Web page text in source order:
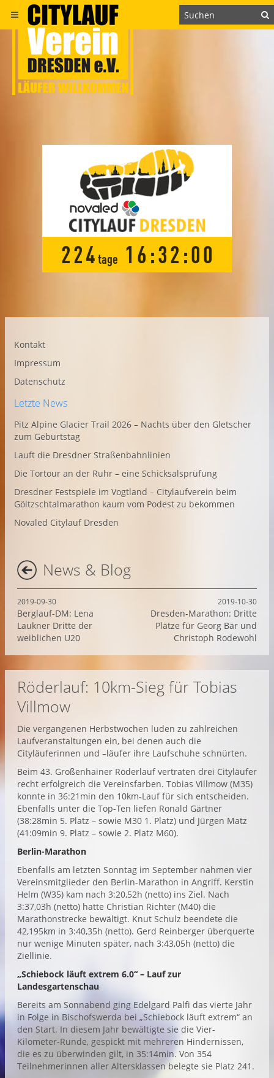
224 tage 1 6 :31 :59
Kontakt
Impressum
Datenschutz
Letzte News
Pitz Alpine Glacier Trail 2026 – Nachts über den Gletscher
zum Geburtstag
Lauft die Dresdner Straßenbahnlinien
Die Tortour an der Ruhr – eine Schicksalsprüfung
Dresdner Festspiele im Vogtland – Citylaufverein beim
Göltzschtalmarathon kaum vom Podest zu bekommen
Novaled Citylauf Dresden
News & Blog
2019-10-30
Dresden-Marathon: Dritte
Plätze für Georg Bär und
Christoph Rodewohl
2019-09-30
Berglauf-DM: Lena
Laukner Dritte der
weiblichen U20
Röderlauf: 10km-Sieg für Tobias
Villmow
Die vergangenen Herbstwochen luden zu zahlreichen
Laufveranstaltungen ein, bei denen auch die
Cityläuferinnen und –läufer ihre Laufschuhe schnürten.
Beim 43. Großenhainer Röderlauf vertraten drei Cityläufer
recht erfolgreich die Vereinsfarben. Tobias Villmow (M35)
konnte in 36:21min den 10km-Lauf für sich entscheiden.
Ebenfalls unter die Top-Ten liefen Ronald Gärtner
(38:28min 5. Platz – sowie M30 1. Platz) und Jürgen Matz
(41:09min 9. Platz – sowie 2. Platz M60).
Berlin-Marathon
Ebenfalls am letzten Sonntag im September nahmen vier
Vereinsmitglieder den Berlin-Marathon in Angriff. Kerstin
Helm (W35) kam nach 3:20,52h (netto) ins Ziel. Nach
3:37,03h (netto) hatte Christian Richter (M40) die
Marathonstrecke bewältigt. Knut Schulz beendete die
42,195km in 3:40,35h (netto). Gerd Reinberger überquerte
nur wenige Minuten später, nach 3:43,05h (netto) die
Ziellinie.
„Schiebock läuft extrem 6.0“ – Lauf zur
Landesgartenschau
Bereits am Sonnabend ging Edelgard Palfi das vierte Jahr
in Folge in Bischofswerda bei „Schiebock läuft extrem“ an
den Start. In diesem Jahr bewältigte sie die Vier-
Kilometer-Runde, gespickt mit mehreren Hindernissen,
die es zu überwinden gilt, in 35:14min. Von 354
Teilnehmerinnen aller Altersklassen belegte sie Platz 241.